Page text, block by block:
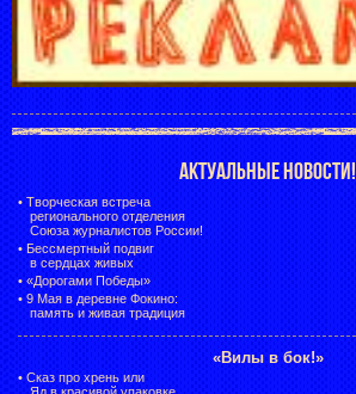
АКТУАЛЬНЫЕ НОВОСТИ!
• Творческая встреча
регионального отделения
Союза журналистов России!
• Бессмертный подвиг
в сердцах живых
• «Дорогами Победы»
• 9 Мая в деревне Фокино:
память и живая традиция
«Вилы в бок!»
• Сказ про хрень или